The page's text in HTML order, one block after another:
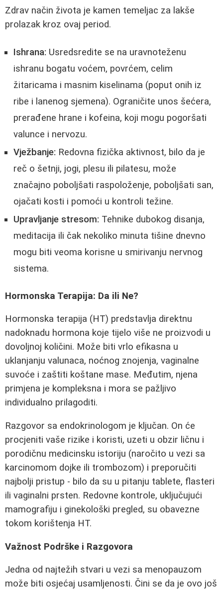
Zdrav način života je kamen temeljac za lakše
prolazak kroz ovaj period.
Ishrana: Usredsredite se na uravnoteženu
ishranu bogatu voćem, povrćem, celim
žitaricama i masnim kiselinama (poput onih iz
ribe i lanenog sjemena). Ograničite unos šećera,
prerađene hrane i kofeina, koji mogu pogoršati
valunce i nervozu.
Vježbanje: Redovna fizička aktivnost, bilo da je
reč o šetnji, jogi, plesu ili pilatesu, može
značajno poboljšati raspoloženje, poboljšati san,
ojačati kosti i pomoći u kontroli težine.
Upravljanje stresom: Tehnike dubokog disanja,
meditacija ili čak nekoliko minuta tišine dnevno
mogu biti veoma korisne u smirivanju nervnog
sistema.
Hormonska Terapija: Da ili Ne?
Hormonska terapija (HT) predstavlja direktnu
nadoknadu hormona koje tijelo više ne proizvodi u
dovoljnoj količini. Može biti vrlo efikasna u
uklanjanju valunaca, noćnog znojenja, vaginalne
suvoće i zaštiti koštane mase. Međutim, njena
primjena je kompleksna i mora se pažljivo
individualno prilagoditi.
Razgovor sa endokrinologom je ključan. On će
procjeniti vaše rizike i koristi, uzeti u obzir ličnu i
porodičnu medicinsku istoriju (naročito u vezi sa
karcinomom dojke ili trombozom) i preporučiti
najbolji pristup - bilo da su u pitanju tablete, flasteri
ili vaginalni prsten. Redovne kontrole, uključujući
mamografiju i ginekološki pregled, su obavezne
tokom korištenja HT.
Važnost Podrške i Razgovora
Jedna od najtežih stvari u vezi sa menopauzom
može biti osjećaj usamljenosti. Čini se da je ovo još